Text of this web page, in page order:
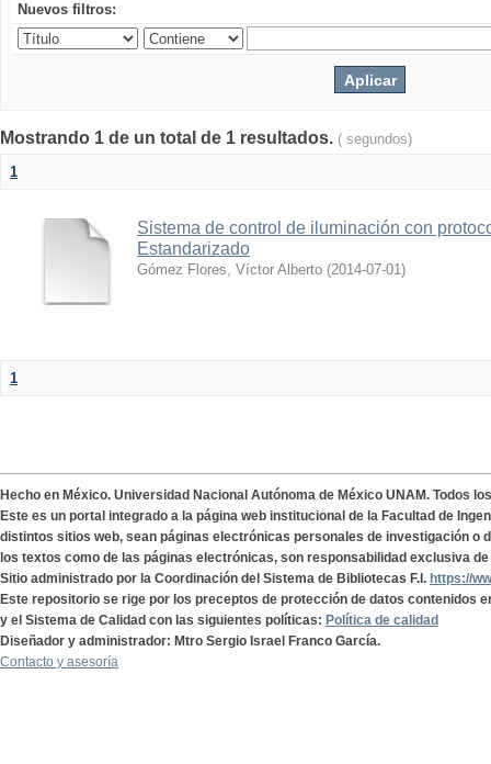
Nuevos filtros:
Mostrando 1 de un total de 1 resultados. ( segundos)
1
Sistema de control de iluminación con
Estandarizado
Gómez Flores, Víctor Alberto (2014-07-01)
1
Hecho en México. Universidad Nacional Autónoma de México UNAM. Todos
Este es un portal integrado a la página web institucional de la Facultad de
distintos sitios web, sean páginas electrónicas personales de investigación o
los textos como de las páginas electrónicas, son responsabilidad exclusiva
Sitio administrado por la Coordinación del Sistema de Bibliotecas F.I. https://
Este repositorio se rige por los preceptos de protección de datos contenidos
y el Sistema de Calidad con las siguientes políticas: Política de calidad
Diseñador y administrador: Mtro Sergio Israel Franco García.
Contacto y asesoría